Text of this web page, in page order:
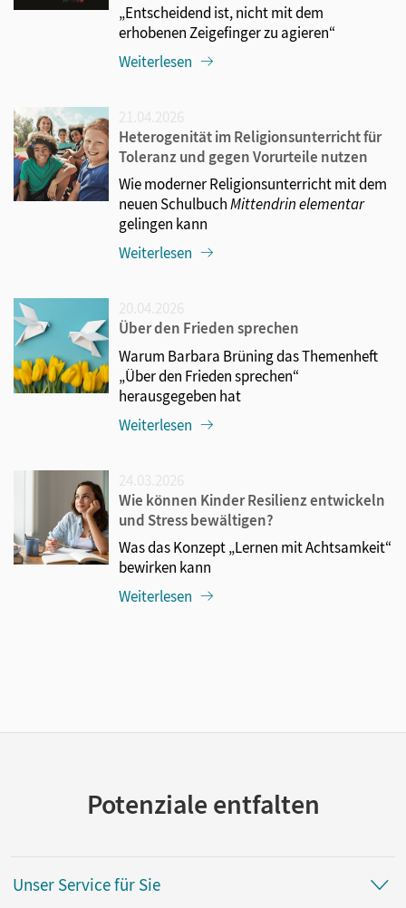
„Entscheidend ist, nicht mit dem
erhobenen Zeigefinger zu agieren“
Weiterlesen
Heterogenität im Religionsunterricht für
Toleranz und gegen Vorurteile nutzen
Wie moderner Religionsunterricht mit dem
neuen SchulbuchMittendrin elementar
gelingen kann
Weiterlesen
Über den Frieden sprechen
Warum Barbara Brüning das Themenheft
„Über den Frieden sprechen“
herausgegeben hat
Weiterlesen
Wie können Kinder Resilienz entwickeln
und Stress bewältigen?
Was das Konzept „Lernen mit Achtsamkeit“
bewirken kann
Weiterlesen
Potenziale entfalten
Unser Service für Sie